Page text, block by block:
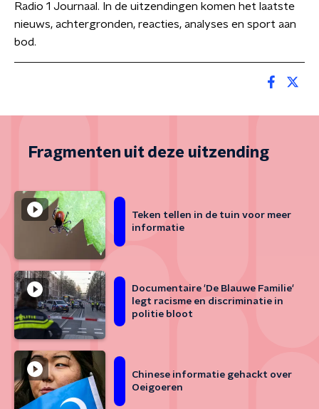
Radio 1 Journaal. In de uitzendingen komen het laatste
nieuws, achtergronden, reacties, analyses en sport aan
bod.
Fragmenten uit deze uitzending
Teken tellen in de tuin voor meer
informatie
Documentaire 'De Blauwe Familie'
legt racisme en discriminatie in
politie bloot
Chinese informatie gehackt over
Oeigoeren